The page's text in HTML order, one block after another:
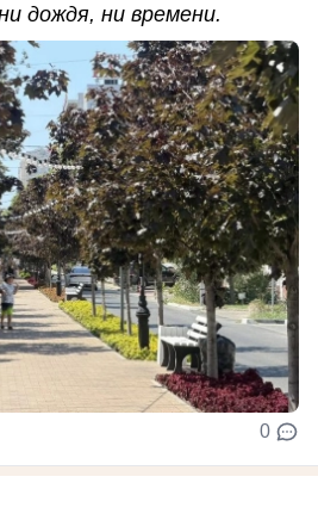
дождя, ни времени.
0